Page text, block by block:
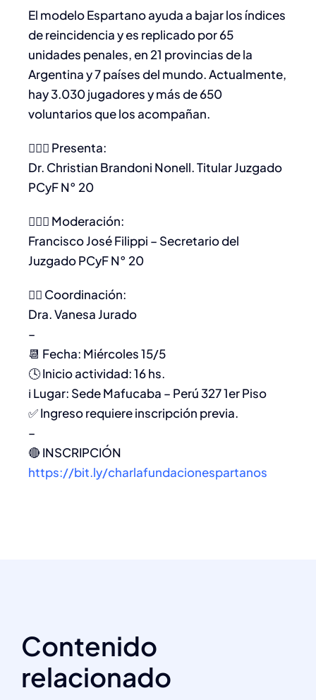
El modelo Espartano ayuda a bajar los índices
de reincidencia y es replicado por 65
unidades penales, en 21 provincias de la
Argentina y 7 países del mundo. Actualmente,
hay 3.030 jugadores y más de 650
voluntarios que los acompañan.
🙋🏻‍♂️ Presenta:
Dr. Christian Brandoni Nonell. Titular Juzgado
PCyF N° 20
🙍🏻‍♂️ ​Moderación:
Francisco José Filippi – Secretario del
Juzgado PCyF N° 20
🙋‍♀️ Coordinación:
Dra. Vanesa Jurado
–
📆 Fecha: Miércoles 15/5
🕓​ Inicio actividad: 16 hs.
ℹ️ Lugar: Sede Mafucaba – Perú 327 1er Piso
✅ Ingreso requiere inscripción previa.
–
🔴 INSCRIPCIÓN
https://bit.ly/charlafundacionespartanos
Contenido
relacionado